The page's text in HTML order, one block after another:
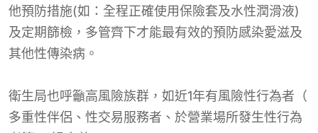
他預防措施(如：全程正確使用保險套及水性潤滑液)
及定期篩檢，多管齊下才能最有效的預防感染愛滋及
其他性傳染病。
衛生局也呼籲高風險族群，如近1年有風險性行為者 （
多重性伴侶、性交易服務者、於營業場所發生性行為